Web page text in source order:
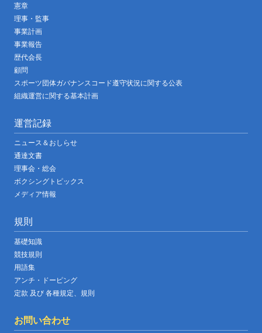
憲章
理事・監事
事業計画
事業報告
歴代会長
顧問
スポーツ団体ガバナンスコード遵守状況に関する公表
組織運営に関する基本計画
運営記録
ニュース＆おしらせ
通達文書
理事会・総会
ボクシングトピックス
メディア情報
規則
基礎知識
競技規則
用語集
アンチ・ドーピング
定款 及び 各種規定、規則
お問い合わせ